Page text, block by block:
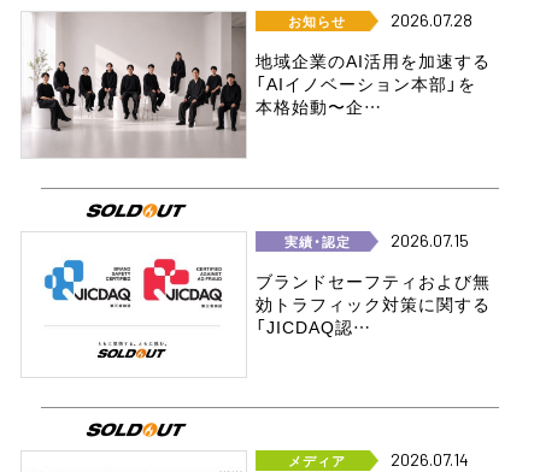
お知らせ 2026.07.28
地域企業のAI活用を加速する
「AIイノベーション本部」を
本格始動〜企…
実績・認定 2026.07.15
ブランドセーフティおよび無
効トラフィック対策に関する
「JICDAQ認…
メディア 2026.07.14